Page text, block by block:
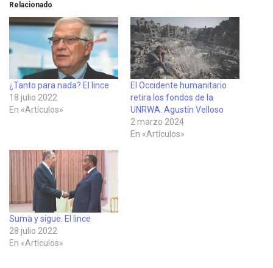
Relacionado
¿Tanto para nada? El lince
18 julio 2022
En «Artículos»
El Occidente humanitario
retira los fondos de la
UNRWA. Agustín Velloso
2 marzo 2024
En «Artículos»
Suma y sigue. El lince
28 julio 2022
En «Artículos»